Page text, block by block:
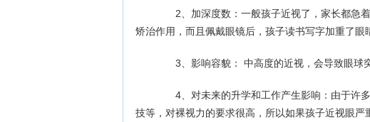
2、加深度数：一般孩子近视了，家长都急着
矫治作用，而且佩戴眼镜后，孩子读书写字加重了眼
3、影响容貌： 中高度的近视，会导致眼球突
4、对未来的升学和工作产生影响：由于许多
技等，对裸视力的要求很高，所以如果孩子近视眼严